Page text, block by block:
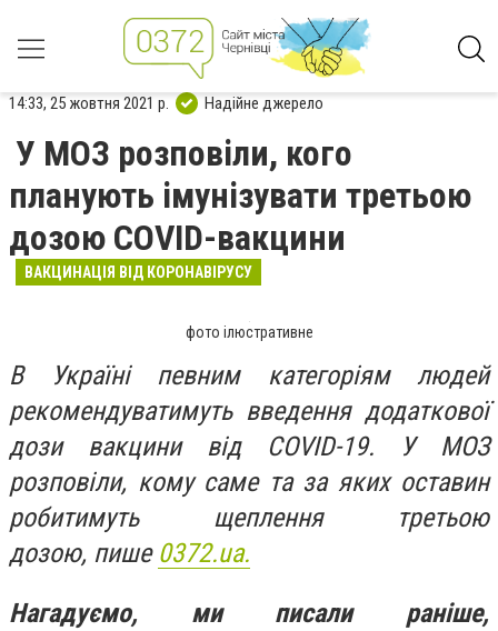
14:33, 25 жовтня 2021 р. Надійне джерело
У МОЗ розповіли, кого
планують імунізувати третьою
дозою COVID-вакцини
ВАКЦИНАЦІЯ ВІД КОРОНАВІРУСУ
фото ілюстративне
В Україні певним категоріям людей
рекомендуватимуть введення додаткової
дози вакцини від COVID-19. У МОЗ
розповіли, кому саме та за яких оставин
робитимуть щеплення третьою
дозою, пише 0372.ua.
Нагадуємо, ми писали раніше,